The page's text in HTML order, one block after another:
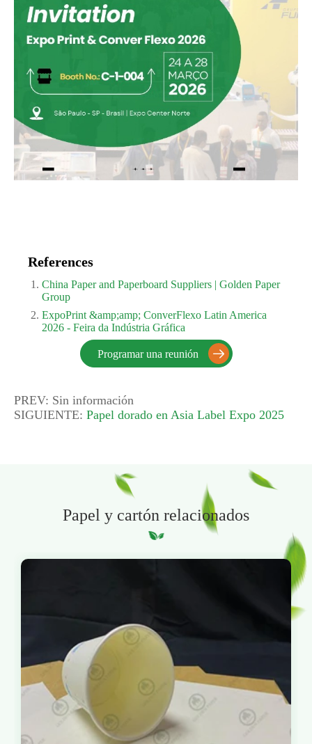
References
China Paper and Paperboard Suppliers | Golden Paper
Group
ExpoPrint &amp;amp; ConverFlexo Latin America
2026 - Feira da Indústria Gráfica
Programar una reunión 
PREV: Sin información
SIGUIENTE: Papel dorado en Asia Label Expo 2025
Papel y cartón relacionados